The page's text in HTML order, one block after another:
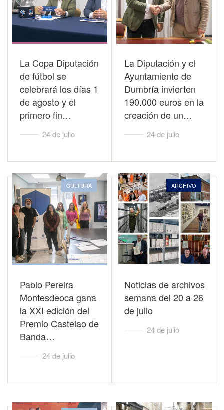
La Copa Diputación
de fútbol se
celebrará los días 1
de agosto y el
primero fin…
24 de julio
La Diputación y el
Ayuntamiento de
Dumbría invierten
190.000 euros en la
creación de un…
24 de julio
CULTURA
Pablo Pereira
Montesdeoca gana
la XXI edición del
Premio Castelao de
Banda…
24 de julio
ARCHIVO
Noticias de archivos
semana del 20 a 26
de julio
24 de julio